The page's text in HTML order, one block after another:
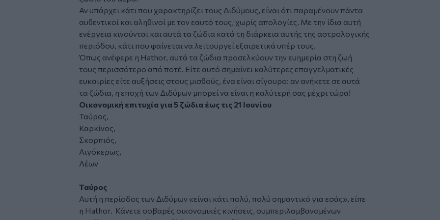
Αν υπάρχει κάτι που χαρακτηρίζει τους Διδύμους, είναι ότι παραμένουν πάντα
αυθεντικοί και αληθινοί με τον εαυτό τους, χωρίς απολογίες. Με την ίδια αυτή
ενέργεια κινούνται και αυτά τα ζώδια κατά τη διάρκεια αυτής της αστρολογικής
περιόδου, κάτι που φαίνεται να λειτουργεί εξαιρετικά υπέρ τους.
Όπως ανέφερε η Hathor, αυτά τα ζώδια προσελκύουν την ευημερία στη ζωή
τους περισσότερο από ποτέ. Είτε αυτό σημαίνει καλύτερες επαγγελματικές
ευκαιρίες είτε αυξήσεις στους μισθούς, ένα είναι σίγουρο: αν ανήκετε σε αυτά
τα ζώδια, η εποχή των Διδύμων μπορεί να είναι η καλύτερή σας μέχρι τώρα!
Οικονομική επιτυχία για 5 ζώδια έως τις 21 Ιουνίου
Ταύρος,
Καρκίνος,
Σκορπιός,
Αιγόκερως,
Λέων
Ταύρος
Αυτή η περίοδος των Διδύμων «είναι κάτι πολύ, πολύ σημαντικό για εσάς», είπε
η Hathor. Κάνετε σοβαρές οικονομικές κινήσεις, συμπεριλαμβανομένων